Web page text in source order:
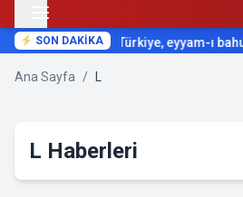
SON DAKİKA Türkiye, eyyam-ı
Ana Sayfa /
L Haberleri